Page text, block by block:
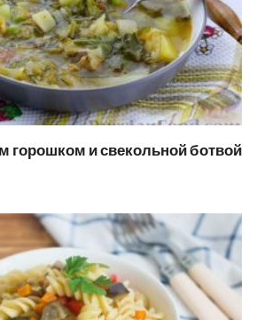
горошком и свекольной ботвой